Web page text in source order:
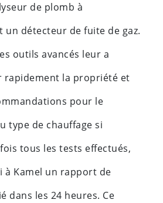
de plomb à
un détecteur de fuite de gaz.
outils avancés leur a
rapidement la propriété et
pour le
type de chauffage si
tous les tests effectués,
à Kamel un rapport de
dans les 24 heures. Ce